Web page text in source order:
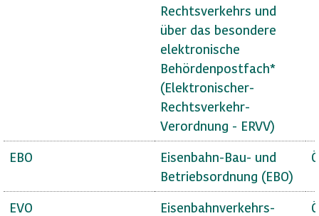
Rechtsverkehrs und
über das besondere
elektronische
Behördenpostfach*
(Elektronischer-
Rechtsverkehr-
Verordnung - ERVV)
EBO
Eisenbahn-Bau- und
Betriebsordnung (EBO)
EVO
Eisenbahnverkehrs-